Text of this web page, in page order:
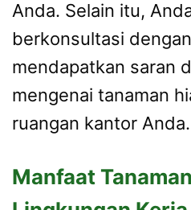
Anda. Selain itu,
berkonsultasi
mendapatkan saran
mengenai tanaman
ruangan kantor Anda.
Manfaat